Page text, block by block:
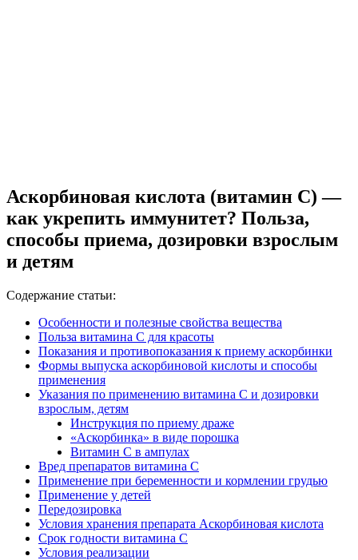
Аскорбиновая кислота (витамин C) —
как укрепить иммунитет? Польза,
способы приема, дозировки взрослым
и детям
Содержание статьи:
Особенности и полезные свойства вещества
Польза витамина С для красоты
Показания и противопоказания к приему аскорбинки
Формы выпуска аскорбиновой кислоты и способы
применения
Указания по применению витамина С и дозировки
взрослым, детям
Инструкция по приему драже
«Аскорбинка» в виде порошка
Витамин С в ампулах
Вред препаратов витамина С
Применение при беременности и кормлении грудью
Применение у детей
Передозировка
Условия хранения препарата Аскорбиновая кислота
Срок годности витамина C
Условия реализации